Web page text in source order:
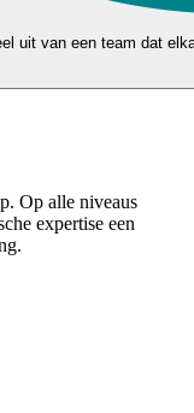
uit van een team dat
Op alle niveaus
expertise een